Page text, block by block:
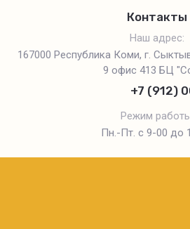
Контакты
Наш адрес:
167000 Республика Коми, г.
9 офис 413 БЦ
+7 (912)
Режим
Пн.-Пт. с 9-00 до